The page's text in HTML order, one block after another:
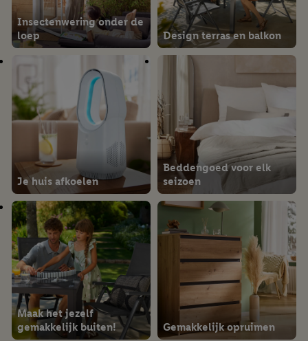
Insectenwering onder de
loep
Design terras en balkon
Je huis afkoelen
Beddengoed voor elk
seizoen
Maak het jezelf
gemakkelijk buiten!
Gemakkelijk opruimen